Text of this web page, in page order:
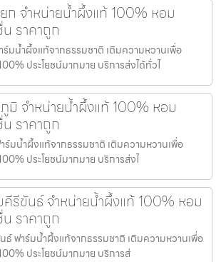
ก จำหน่ายน้ำผึ้งแท้ 100% หอม
ราคาถูก
มน้ำผึ้งแท้จากธรรมชาติ เติมความหวานเพื่อ
ประโยชน์มากมาย บริการส่งได้ทั่วไ
มิ จำหน่ายน้ำผึ้งแท้ 100% หอม
ราคาถูก
มน้ำผึ้งแท้จากธรรมชาติ เติมความหวานเพื่อ
ประโยชน์มากมาย บริการส่งไ
คีรีขันธ์ จำหน่ายน้ำผึ้งแท้ 100% หอม
ราคาถูก
ธ์ ฟาร์มน้ำผึ้งแท้จากธรรมชาติ เติมความหวานเพื่อ
ประโยชน์มากมาย บริการส่